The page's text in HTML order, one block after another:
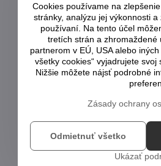
Cookies používame na
stránky, analýzu jej výkonnosti
používaní. Na tento účel
tretích strán a zhromaždené
partnerom v EÚ, USA alebo
všetky cookies“ vyjadrujete svoj
Nižšie môžete nájsť podrobné
Zásady ochrany
Ukázať
Odmietnuť všetko